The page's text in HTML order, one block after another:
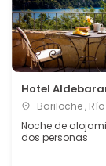
Hotel
Bariloche ,
Noche de
dos personas